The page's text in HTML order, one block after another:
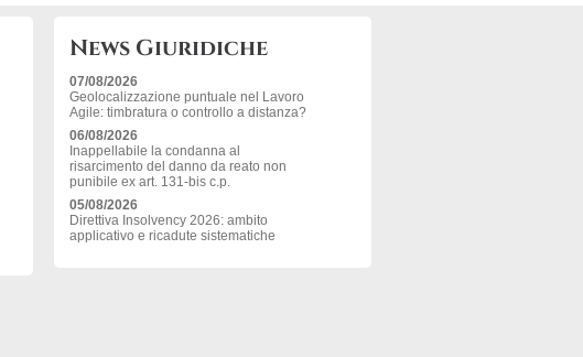
News Giuridiche
07/08/2026
Geolocalizzazione puntuale nel Lavoro
Agile: timbratura o controllo a distanza?
06/08/2026
Inappellabile la condanna al
risarcimento del danno da reato non
punibile ex art. 131-bis c.p.
05/08/2026
Direttiva Insolvency 2026: ambito
applicativo e ricadute sistematiche